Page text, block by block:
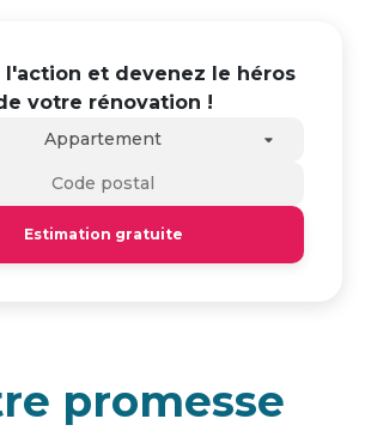
l'action et devenez le héros
votre rénovation !
Appartement
Estimation gratuite
promesse